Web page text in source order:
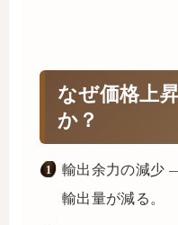
なぜ価格上
か？
輸出余力の減少
輸出量が減る。